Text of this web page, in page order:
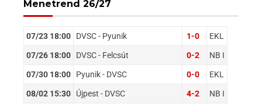
Menetrend 26/27
07/23 18:00 DVSC - Pyunik 1-0 EKL
07/26 18:00 DVSC - Felcsút 0-2 NB I
07/30 18:00 Pyunik - DVSC 0-0 EKL
08/02 15:30 Újpest - DVSC 4-2 NB I